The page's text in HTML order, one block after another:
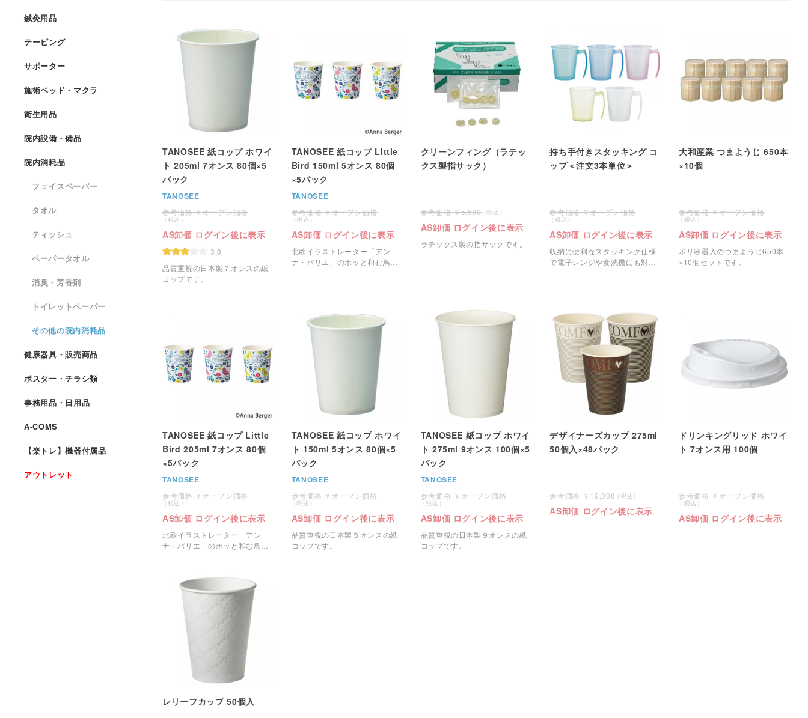
TANOSEE 紙コップ ホワイ
ト 205ml 7オンス 80個×5
パック
TANOSEE
オープン価格
AS卸価 ログイン後に表示
3.0
品質重視の日本製７オンスの紙
コップです。
TANOSEE 紙コップ Little
Bird 150ml 5オンス 80個
×5パック
TANOSEE
オープン価格
AS卸価 ログイン後に表示
北欧イラストレーター「アン
ナ・バリエ」のホッと和む鳥の
クリーンフィング（ラテッ
クス製指サック）
5,500
AS卸価 ログイン後に表示
ラテックス製の指サックです。
持ち手付きスタッキング コ
ップ＜注文3本単位＞
オープン価格
AS卸価 ログイン後に表示
収納に便利なスタッキング仕様
で電子レンジや食洗機にも対応
大和産業 つまようじ 650本
×10個
オープン価格
AS卸価 ログイン後に表示
ポリ容器入のつまようじ650本
×10個セットです。
TANOSEE 紙コップ Little
Bird 205ml 7オンス 80個
×5パック
TANOSEE
オープン価格
AS卸価 ログイン後に表示
北欧イラストレーター「アン
ナ・バリエ」のホッと和む鳥の
TANOSEE 紙コップ ホワイ
ト 150ml 5オンス 80個×5
パック
TANOSEE
オープン価格
AS卸価 ログイン後に表示
品質重視の日本製５オンスの紙
コップです。
TANOSEE 紙コップ ホワイ
ト 275ml 9オンス 100個×5
パック
TANOSEE
オープン価格
AS卸価 ログイン後に表示
品質重視の日本製９オンスの紙
コップです。
デザイナーズカップ 275ml
50個入×48パック
19,008
AS卸価 ログイン後に表示
ドリンキングリッド ホワイ
ト 7オンス用 100個
オープン価格
AS卸価 ログイン後に表示
レリーフカップ 50個入
鍼灸用品
テーピング
サポーター
施術ベッド・マクラ
衛生用品
院内設備・備品
院内消耗品
フェイスペーパー
タオル
ティッシュ
ペーパータオル
消臭・芳香剤
トイレットペーパー
その他の院内消耗品
健康器具・販売商品
ポスター・チラシ類
事務用品・日用品
A-COMS
【楽トレ】機器付属品
アウトレット